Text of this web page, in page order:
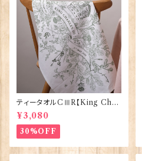
ティータオルCⅢR【King Char
lesⅢ Coronation】Victoria
Eggs 50129
¥3,080
30%OFF